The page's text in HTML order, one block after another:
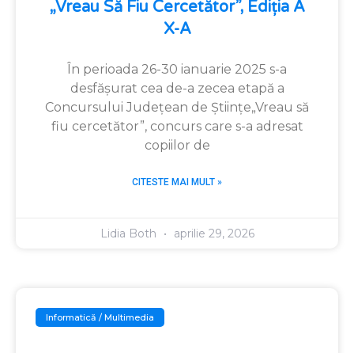
„Vreau Să Fiu Cercetător”, Ediția A
X-A
În perioada 26-30 ianuarie 2025 s-a
desfășurat cea de-a zecea etapă a
Concursului Județean de Științe„Vreau să
fiu cercetător”, concurs care s-a adresat
copiilor de
CITESTE MAI MULT »
Lidia Both aprilie 29, 2026
Informatică / Multimedia